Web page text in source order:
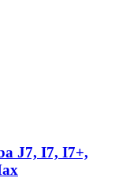
J7, I7, I7+,